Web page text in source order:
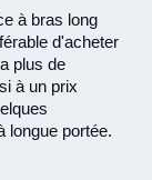
à bras long
d'acheter
plus de
à un prix
longue portée.